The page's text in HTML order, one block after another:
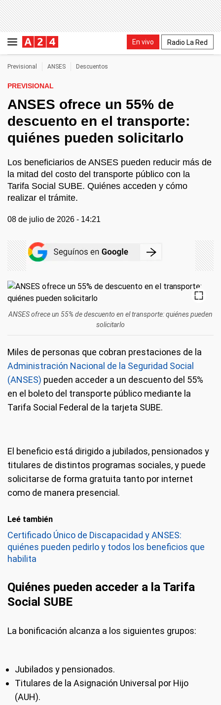
En vivo Radio La Red
Previsional ANSES Descuentos
PREVISIONAL
ANSES ofrece un 55% de
descuento en el transporte:
quiénes pueden solicitarlo
Los beneficiarios de ANSES pueden reducir más de
la mitad del costo del transporte público con la
Tarifa Social SUBE. Quiénes acceden y cómo
realizar el trámite.
08 de julio de 2026 - 14:21
ANSES ofrece un 55% de descuento en el transporte: quiénes pueden
solicitarlo
Miles de personas que cobran prestaciones de la
Administración Nacional de la Seguridad Social
(ANSES) pueden acceder a un descuento del 55%
en el boleto del transporte público mediante la
Tarifa Social Federal de la tarjeta SUBE.
El beneficio está dirigido a jubilados, pensionados y
titulares de distintos programas sociales, y puede
solicitarse de forma gratuita tanto por internet
como de manera presencial.
Leé también
Certificado Único de Discapacidad y ANSES:
quiénes pueden pedirlo y todos los beneficios que
habilita
Quiénes pueden acceder a la Tarifa
Social SUBE
La bonificación alcanza a los siguientes grupos:
Jubilados y pensionados.
Titulares de la Asignación Universal por Hijo
(AUH).